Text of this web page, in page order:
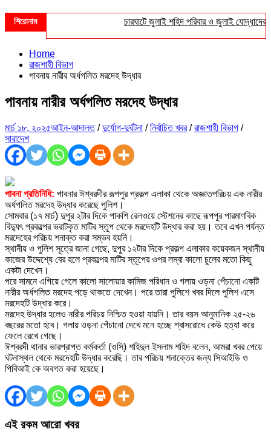
শিরোনাম চারঘাটে জুলাই শহিদ পরিবার ও জুলাই যোদ্ধাদের
Home
রাজশাহী বিভাগ
পাবনায় নারীর অর্ধগলিত মরদেহ উদ্ধার
পাবনায় নারীর অর্ধগলিত মরদেহ উদ্ধার
মার্চ ১৮, ২০২৫আইন-আদালত/দুর্যোগ-দুর্ঘটনা /নির্বাচিত খবর/রাজশাহী বিভাগ /
সারাদেশ
পাবনা প্রতিনিধি: পাবনার ঈশ্বরদীর রূপপুর প্রকল্প এলাকা থেকে অজ্ঞাতপরিচয় এক নারীর
অর্ধগলিত মরদেহ উদ্ধার করেছে পুলিশ।
সোমবার (১৭ মার্চ) দুপুর ২টার দিকে পাকশি রেলওয়ে স্টেশনের কাছে রূপপুর পারমাণবিক
বিদ্যুৎ প্রকল্পের ভরাটকৃত মাটির স্তূপ থেকে মরদেহটি উদ্ধার করা হয়। তবে এখন পর্যন্ত
মরদেহের পরিচয় শনাক্ত করা সম্ভব হয়নি।
স্থানীয় ও পুলিশ সূত্রে জানা গেছে, দুপুর ১২টার দিকে প্রকল্প এলাকার কয়েকজন স্থানীয়
কাজের উদ্দেশ্যে বের হলে প্রকল্পের মাটির স্তূপের ওপর লম্বা কালো চুলের মতো কিছু
একটা দেখেন।
পরে সামনে এগিয়ে গেলে কালো সালোয়ার কামিজ পরিধান ও গলায় ওড়না পেঁচানো একটি
নারীর অর্ধগলিত মরদেহ পড়ে থাকতে দেখেন। পরে তারা পুলিশে খবর দিলে পুলিশ এসে
মরদেহটি উদ্ধার করে।
মরদেহ উদ্ধার হলেও নারীর পরিচয় নিশ্চিত হওয়া যায়নি। তার বয়স আনুমানিক ২৫-২৬
বছরের মতো হবে। গলায় ওড়না পেঁচানো দেখে মনে হচ্ছে শ্বাসরোধে কেউ হত্যা করে
ফেলে রেখে গেছে।
ঈশ্বরদী থানার ভারপ্রাপ্ত কর্মকর্তা (ওসি) শহিদুল ইসলাম শহিদ বলেন, আমরা খবর পেয়ে
ঘটনাস্থল থেকে মরদেহটি উদ্ধার করেছি। তার পরিচয় শনাক্তের জন্য সিআইডি ও
পিবিআই কে অবগত করা হয়েছে।
এই রকম আরো খবর